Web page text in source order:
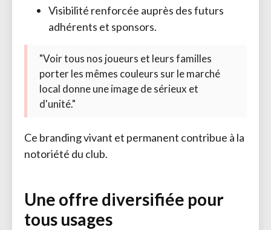
Visibilité renforcée auprès des futurs
adhérents et sponsors.
"Voir tous nos joueurs et leurs familles
porter les mêmes couleurs sur le marché
local donne une image de sérieux et
d'unité."
Ce branding vivant et permanent contribue à la
notoriété du club.
Une offre diversifiée pour
tous usages